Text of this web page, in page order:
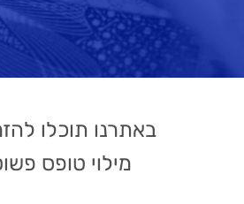
באתרנו תוכלו
מילוי טופס